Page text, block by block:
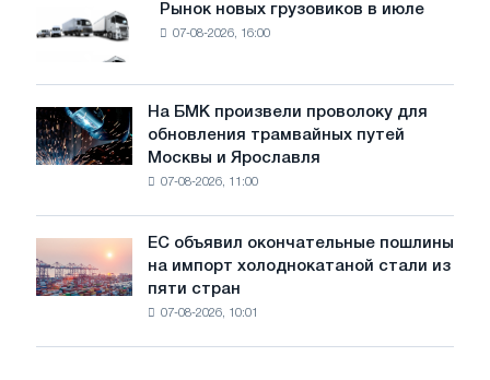
достижения
целей
обезуглероживания
Рынок
новых
грузовиков
в
июле
Рынок новых грузовиков в июле
07-08-2026, 16:00
На
БМК
произвели
трамвайных
путей
Москвы
Ярославля
На БМК произвели проволоку для
обновления трамвайных путей
Москвы и Ярославля
07-08-2026, 11:00
объявил
окончательные
ЕС объявил окончательные пошлины
на импорт холоднокатаной стали из
пяти стран
07-08-2026, 10:01